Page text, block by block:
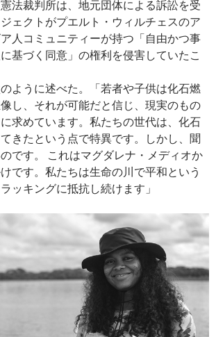
法裁判所は、地元団体による訴訟を受
ェクトがプエルト・ウィルチェスのア
人コミュニティーが持つ「自由かつ事
基づく同意」の権利を侵害していたこ
ように述べた。「若者や子供は化石燃
し、それが可能だと信じ、現実のもの
求めています。私たちの世代は、化石
きたという点で特異です。しかし、聞
です。 これはマグダレナ・メディオか
です。私たちは生命の川で平和という
ッキングに抵抗し続けます」